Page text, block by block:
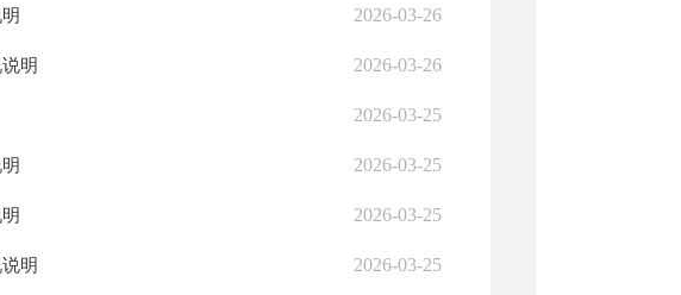
2026-03-26
明 2026-03-26
2026-03-25
2026-03-25
2026-03-25
明 2026-03-25